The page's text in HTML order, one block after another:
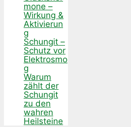
mone –
Wirkung &
Aktivierun
g
Schungit –
Schutz vor
Elektrosmo
g
Warum
zählt der
Schungit
zu den
wahren
Heilsteine